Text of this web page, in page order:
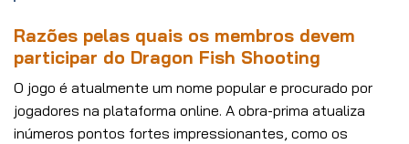
Razões pelas quais os membros devem
participar do Dragon Fish Shooting
O jogo é atualmente um nome popular e procurado por
jogadores na plataforma online. A obra-prima atualiza
inúmeros pontos fortes impressionantes, como os